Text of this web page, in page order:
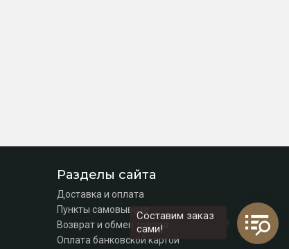
Разделы сайта
Доставка и оплата
Пункты самовывоза
Возврат и обмен товара
Оплата банковской картой
Составим заказ
сами!